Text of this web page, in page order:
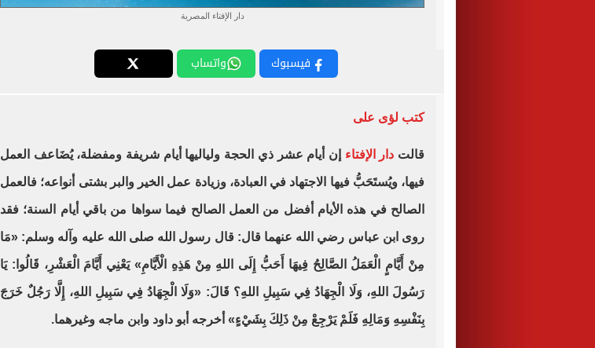
دار الإفتاء المصرية
فيسبوك واتساب
كتب لؤى على
قالت دار الإفتاء إن أيام عشر ذي الحجة ولياليها أيام شريفة ومفضلة، يُضَاعف العمل
فيها، ويُستَحَبُّ فيها الاجتهاد في العبادة، وزيادة عمل الخير والبر بشتى أنواعه؛ فالعمل
الصالح في هذه الأيام أفضل من العمل الصالح فيما سواها من باقي أيام السنة؛ فقد
روى ابن عباس رضي الله عنهما قال: قال رسول الله صلى الله عليه وآله وسلم: «مَا
مِنْ أَيَّامٍ الْعَمَلُ الصَّالِحُ فِيهَا أَحَبُّ إِلَى اللهِ مِنْ هَذِهِ الْأَيَّامِ» يَعْنِي أَيَّامَ الْعَشْرِ، قَالُوا: يَا
رَسُولَ اللهِ، وَلَا الْجِهَادُ فِي سَبِيلِ اللهِ؟ قَالَ: «وَلَا الْجِهَادُ فِي سَبِيلِ اللهِ، إِلَّا رَجُلٌ خَرَجَ
بِنَفْسِهِ وَمَالِهِ فَلَمْ يَرْجِعْ مِنْ ذَلِكَ بِشَيْءٍ» أخرجه أبو داود وابن ماجه وغيرهما.